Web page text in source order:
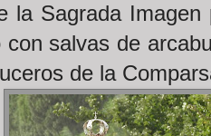
la Sagrada
con salvas de
de la